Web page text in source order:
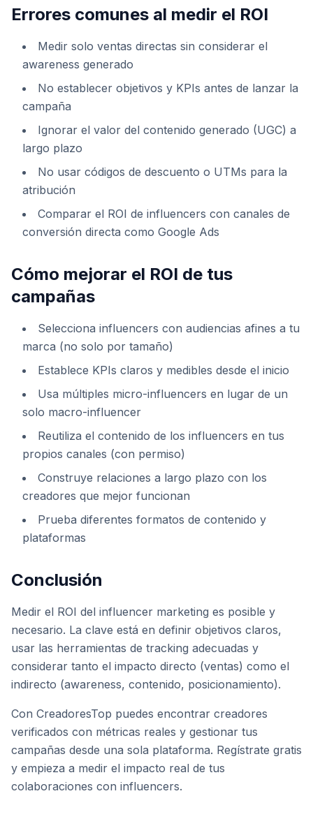
Errores comunes al medir el ROI
Medir solo ventas directas sin considerar el
awareness generado
No establecer objetivos y KPIs antes de lanzar la
campaña
Ignorar el valor del contenido generado (UGC) a
largo plazo
No usar códigos de descuento o UTMs para la
atribución
Comparar el ROI de influencers con canales de
conversión directa como Google Ads
Cómo mejorar el ROI de tus
campañas
Selecciona influencers con audiencias afines a tu
marca (no solo por tamaño)
Establece KPIs claros y medibles desde el inicio
Usa múltiples micro-influencers en lugar de un
solo macro-influencer
Reutiliza el contenido de los influencers en tus
propios canales (con permiso)
Construye relaciones a largo plazo con los
creadores que mejor funcionan
Prueba diferentes formatos de contenido y
plataformas
Conclusión
Medir el ROI del influencer marketing es posible y
necesario. La clave está en definir objetivos claros,
usar las herramientas de tracking adecuadas y
considerar tanto el impacto directo (ventas) como el
indirecto (awareness, contenido, posicionamiento).
Con CreadoresTop puedes encontrar creadores
verificados con métricas reales y gestionar tus
campañas desde una sola plataforma. Regístrate gratis
y empieza a medir el impacto real de tus
colaboraciones con influencers.